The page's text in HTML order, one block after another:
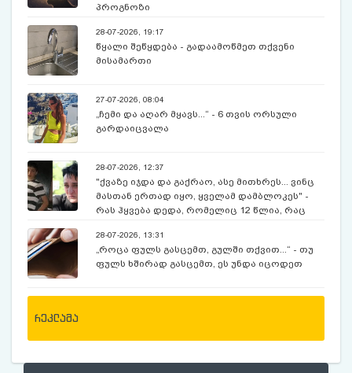
პროგნოზი
28-07-2026, 19:17
წყალი შეწყდება - გადაამოწმეთ თქვენი
მისამართი
27-07-2026, 08:04
„ჩემი და აღარ მყავს...“ - 6 თვის ორსული
გარდაიცვალა
28-07-2026, 12:37
"ქვაზე იჯდა და გაქრაო, ასე მითხრეს... ვინც
მასთან ერთად იყო, ყველამ დამბლოკეს" -
რას ჰყვება დედა, რომელიც 12 წლია, რაც
შვილს ეძებს
28-07-2026, 13:31
„როცა ფულს გასცემთ, გულში თქვით...“ - თუ
ფულს ხშირად გასცემთ, ეს უნდა იცოდეთ
რეკლამა